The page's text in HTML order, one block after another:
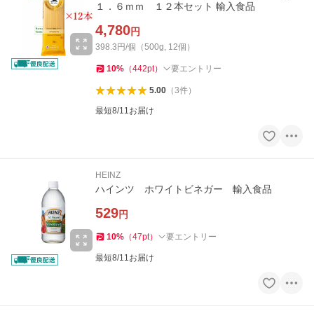
１．６ｍｍ １２本セット 輸入食品
4,780円
398.3円/個（500g, 12個）
10% （442pt） 要エントリー
5.00（3件）
最短8/11お届け
HEINZ
ハインツ ホワイトビネガー 輸入食品
529円
10% （47pt） 要エントリー
最短8/11お届け